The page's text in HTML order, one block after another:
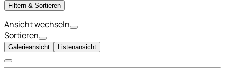
Filtern & Sortieren
Ansicht wechseln
Sortieren
Galerieansicht Listenansicht